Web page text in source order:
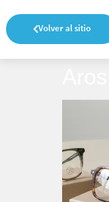
Volver al sitio